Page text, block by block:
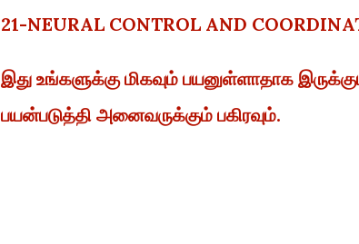
21-NEURAL CONTROL AND
இது உங்களுக்கு மிகவும் பயனுள்ளாதாக
பயன்படுத்தி அனைவருக்கும் பகிரவும்.